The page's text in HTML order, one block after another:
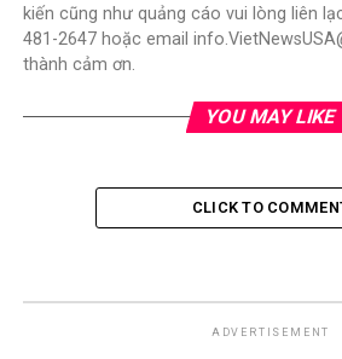
kiến cũng như quảng cáo vui lòng liên
481-2647 hoặc email
thành cảm ơn.
YOU MAY LIKE
CLICK TO
ADVERTISEMENT